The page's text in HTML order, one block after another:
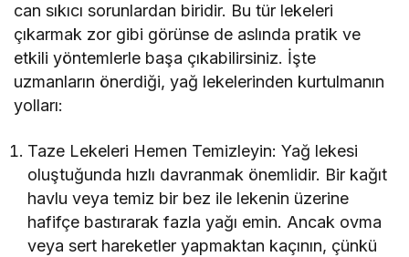
can sıkıcı sorunlardan biridir. Bu tür lekeleri
çıkarmak zor gibi görünse de aslında pratik ve
etkili yöntemlerle başa çıkabilirsiniz. İşte
uzmanların önerdiği, yağ lekelerinden kurtulmanın
yolları:
Taze Lekeleri Hemen Temizleyin: Yağ lekesi
oluştuğunda hızlı davranmak önemlidir. Bir kağıt
havlu veya temiz bir bez ile lekenin üzerine
hafifçe bastırarak fazla yağı emin. Ancak ovma
veya sert hareketler yapmaktan kaçının, çünkü